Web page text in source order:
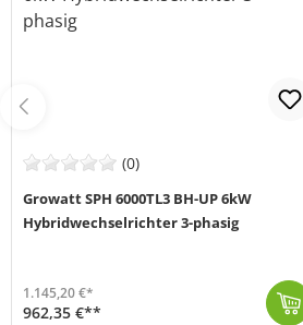
(0)
Growatt SPH 6000TL3 BH-UP 6kW
Hybridwechselrichter 3-phasig
1.145,20 €*
962,35 €**